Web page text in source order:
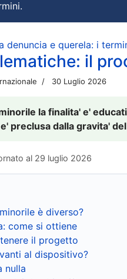
e querela: i
il
30 Luglio 2026
la finalita' e'
preclusa dalla gravita'
al 29 luglio 2026
è diverso?
come si ottiene
il progetto
al dispositivo?
nulla